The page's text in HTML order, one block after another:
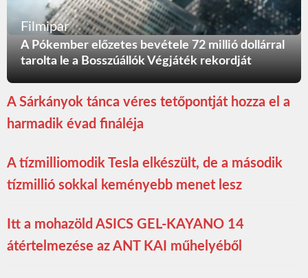
Filmipar
A Pókember előzetes bevétele 72 millió dollárral
tarolta le a Bosszúállók Végjáték rekordját
A Sárkányok tánca véres tetőpontját hozza el a
harmadik évad fináléja
A tízmilliomodik Tesla elkészült, de a második
tízmillió sokkal keményebb menet lesz
Itt a mohazöld ASICS GEL-KAYANO 14
átértelmezése az ANT KAI műhelyéből